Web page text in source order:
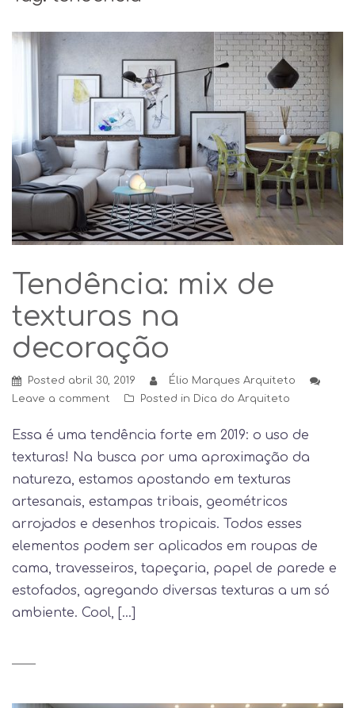
Tendência: mix de
texturas na
decoração
Posted abril 30, 2019
Élio Marques Arquiteto
Leave a comment
Posted in Dica do Arquiteto
Essa é uma tendência forte em 2019: o uso de
texturas! Na busca por uma aproximação da
natureza, estamos apostando em texturas
artesanais, estampas tribais, geométricos
arrojados e desenhos tropicais. Todos esses
elementos podem ser aplicados em roupas de
cama, travesseiros, tapeçaria, papel de parede e
estofados, agregando diversas texturas a um só
ambiente. Cool, […]